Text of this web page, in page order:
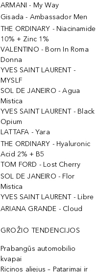
ARMANI - My Way
Gisada - Ambassador Men
THE ORDINARY - Niacinamide
10% + Zinc 1%
VALENTINO - Born In Roma
Donna
YVES SAINT LAURENT -
MYSLF
SOL DE JANEIRO - Agua
Mistica
YVES SAINT LAURENT - Black
Opium
LATTAFA - Yara
THE ORDINARY - Hyaluronic
Acid 2% + B5
TOM FORD - Lost Cherry
SOL DE JANEIRO - Flor
Mistica
YVES SAINT LAURENT - Libre
ARIANA GRANDE - Cloud
GROŽIO TENDENCIJOS
Prabangūs automobilio
kvapai
Ricinos aliejus – Patarimai ir